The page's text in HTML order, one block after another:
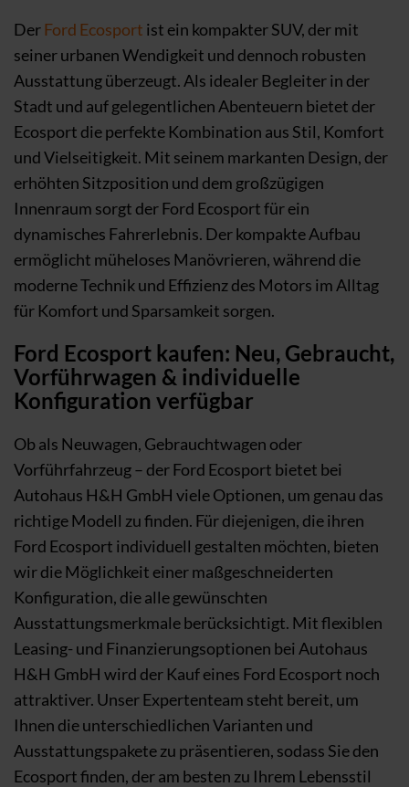
DerFord Ecosport ist ein kompakter SUV, der mit
seiner urbanen Wendigkeit und dennoch robusten
Ausstattung überzeugt. Als idealer Begleiter in der
Stadt und auf gelegentlichen Abenteuern bietet der
Ecosport die perfekte Kombination aus Stil, Komfort
und Vielseitigkeit. Mit seinem markanten Design, der
erhöhten Sitzposition und dem großzügigen
Innenraum sorgt der Ford Ecosport für ein
dynamisches Fahrerlebnis. Der kompakte Aufbau
ermöglicht müheloses Manövrieren, während die
moderne Technik und Effizienz des Motors im Alltag
für Komfort und Sparsamkeit sorgen.
Ford Ecosport kaufen: Neu, Gebraucht,
Vorführwagen & individuelle
Konfiguration verfügbar
Ob als Neuwagen, Gebrauchtwagen oder
Vorführfahrzeug – der Ford Ecosport bietet bei
Autohaus H&H GmbH viele Optionen, um genau das
richtige Modell zu finden. Für diejenigen, die ihren
Ford Ecosport individuell gestalten möchten, bieten
wir die Möglichkeit einer maßgeschneiderten
Konfiguration, die alle gewünschten
Ausstattungsmerkmale berücksichtigt. Mit flexiblen
Leasing- und Finanzierungsoptionen bei Autohaus
H&H GmbH wird der Kauf eines Ford Ecosport noch
attraktiver. Unser Expertenteam steht bereit, um
Ihnen die unterschiedlichen Varianten und
Ausstattungspakete zu präsentieren, sodass Sie den
Ecosport finden, der am besten zu Ihrem Lebensstil